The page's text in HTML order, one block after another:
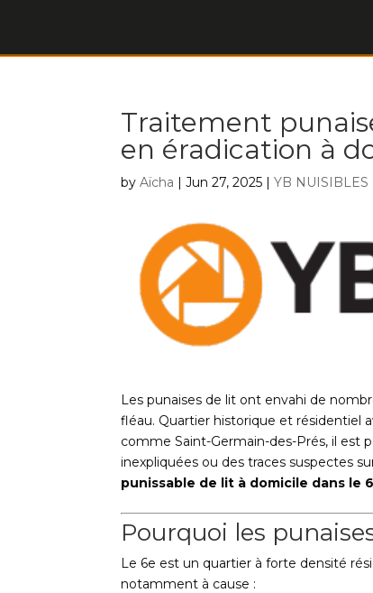
Traitement
en éradication à
byAïcha |Jun 27, 2025 |YB NUISIBLES
Les punaises de lit ont envahi de
fléau. Quartier historique et résidentiel
comme Saint-Germain-des-Prés, il est
inexpliquées ou des traces suspectes
punissable de lit à domicile dans le
Pourquoi les
Le 6e est un quartier à forte densité
notamment à cause :